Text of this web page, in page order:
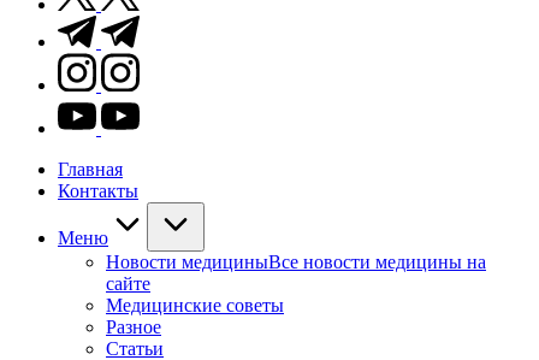
t.me
instagram.com
youtube.com
Главная
Контакты
Меню
Новости медициныВсе новости медицины на
сайте
Медицинские советы
Разное
Статьи